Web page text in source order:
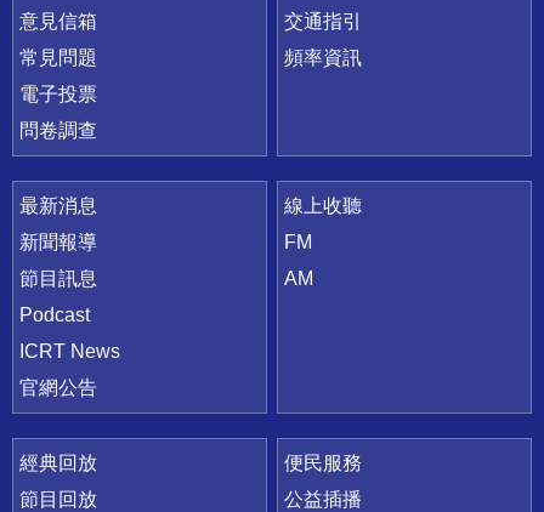
意見信箱
常見問題
電子投票
問卷調查
交通指引
頻率資訊
最新消息
新聞報導
節目訊息
Podcast
ICRT News
官網公告
線上收聽
FM
AM
經典回放
節目回放
便民服務
公益插播